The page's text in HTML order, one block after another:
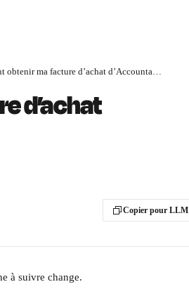
Comment obtenir ma facture d’achat d’Accountable ?
d’achat
Copier pour LLM
à suivre change.